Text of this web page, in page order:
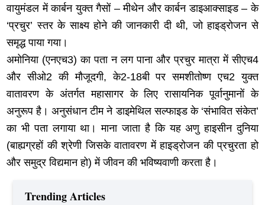
वायुमंडल में कार्बन युक्त गैसों – मीथेन और कार्बन डाइआक्साइड – के
‘प्रचुर’ स्तर के साक्ष्य होने की जानकारी दी थी, जो हाइड्रोजन से
समृद्ध पाया गया।
अमोनिया (एनएच3) का पता न लग पाना और प्रचुर मात्रा में सीएच4
और सीओ2 की मौजूदगी, के2-18बी पर समशीतोष्ण एच2 युक्त
वातावरण के अंतर्गत महासागर के लिए रासायनिक पूर्वानुमानों के
अनुरूप है। अनुसंधान टीम ने डाइमेथिल सल्फाइड के ‘संभावित संकेत’
का भी पता लगाया था। माना जाता है कि यह अणु हाइसीन दुनिया
(बाह्यग्रहों की श्रेणी जिसके वातावरण में हाइड्रोजन की प्रचुरता हो
और समुद्र विद्यमान हो) में जीवन की भविष्यवाणी करता है।
Trending Articles